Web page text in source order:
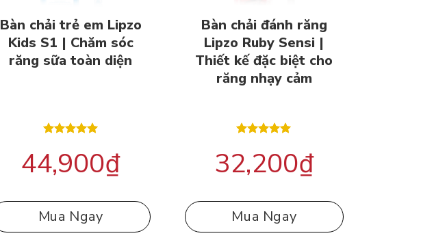
Bàn chải trẻ em Lipzo
Kids S1 | Chăm sóc
răng sữa toàn diện
hạng5.00
5 sao
44,900₫
Mua Ngay
Bàn chải đánh răng
Lipzo Ruby Sensi |
Thiết kế đặc biệt cho
răng nhạy cảm
hạng5.00
5 sao
32,200₫
Mua Ngay